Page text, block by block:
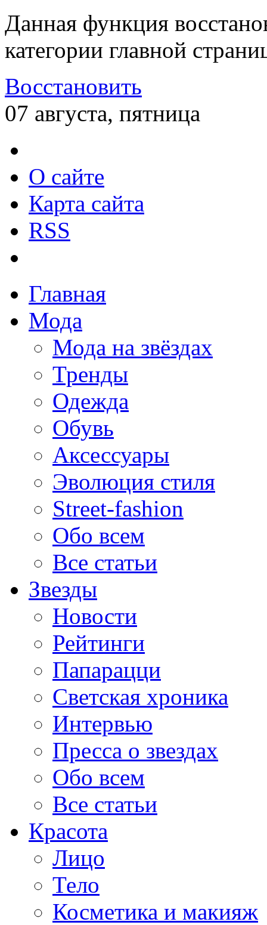
Данная функция
категории главной
Восстановить
07 августа, пятница
О сайте
Карта сайта
RSS
Главная
Мода
Мода на звёздах
Тренды
Одежда
Обувь
Аксессуары
Эволюция стиля
Street-fashion
Обо всем
Все статьи
Звезды
Новости
Рейтинги
Папарацци
Светская хроника
Интервью
Пресса о звездах
Обо всем
Все статьи
Красота
Лицо
Тело
Косметика и макияж